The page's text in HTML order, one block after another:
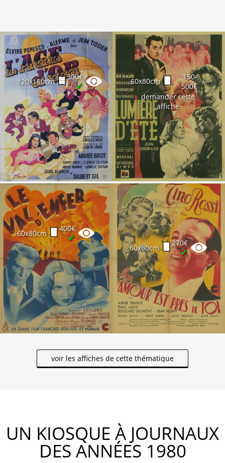
120x160cm
300€
✔ 60x80cm
150-
500€ ☆
demander cette
affiche
60x80cm
400€
✔
60x80cm
270€
✔
voir les affiches de cette thématique
UN KIOSQUE À JOURNAUX
DES ANNÉES 1980